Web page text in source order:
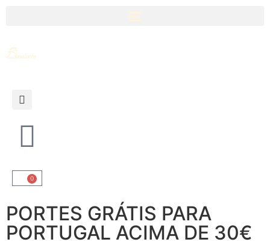
0
PORTES GRÁTIS PARA
PORTUGAL ACIMA DE 30€